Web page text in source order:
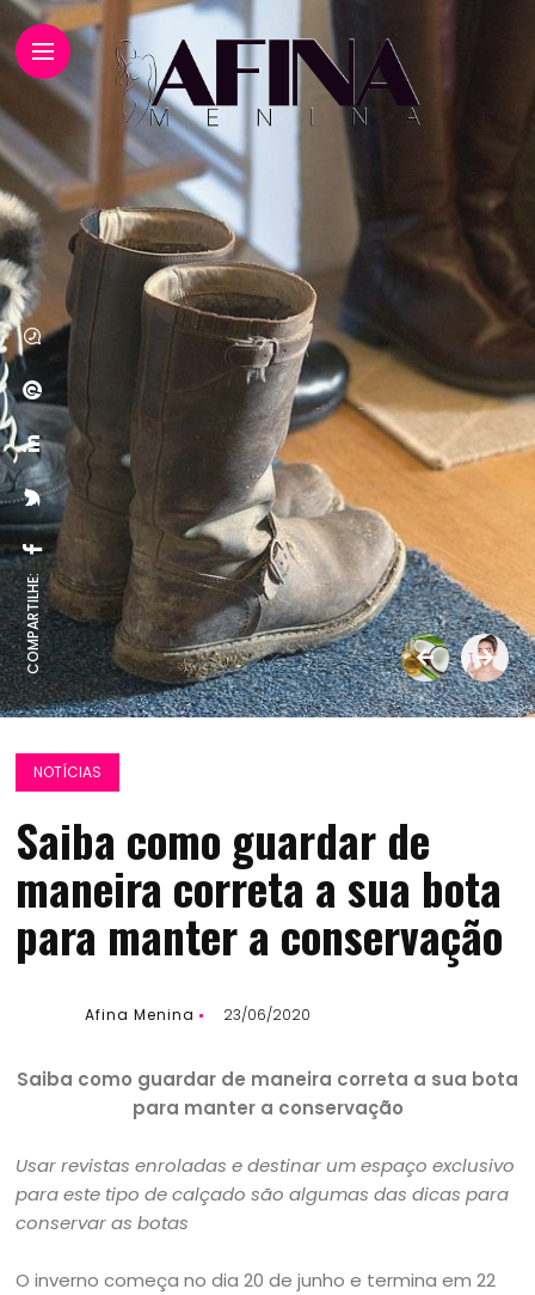
COMPARTILHE:
NOTÍCIAS
Saiba como guardar de
maneira correta a sua bota
para manter a conservação
Afina Menina 23/06/2020
Saiba como guardar de maneira correta a sua bota
para manter a conservação
Usar revistas enroladas e destinar um espaço exclusivo
para este tipo de calçado são algumas das dicas para
conservar as botas
O inverno começa no dia 20 de junho e termina em 22